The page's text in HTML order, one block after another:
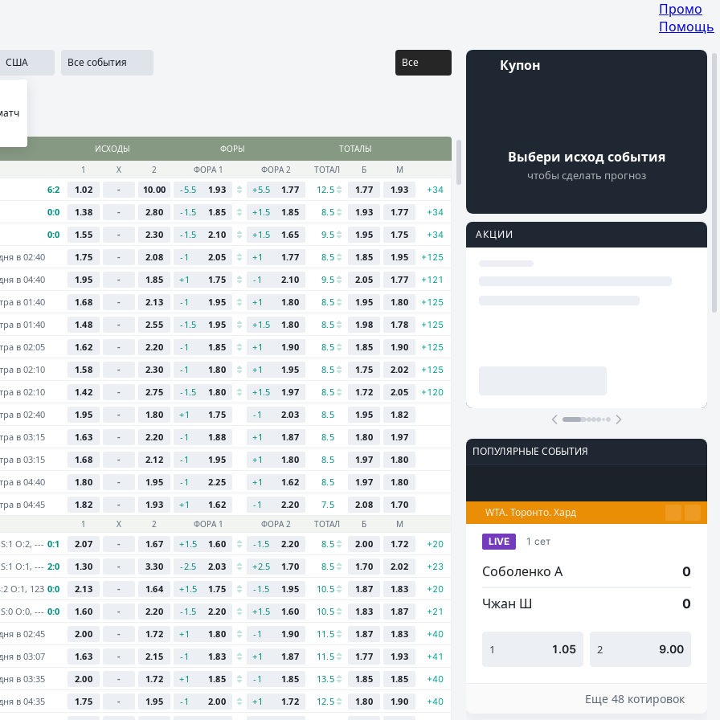
Промо
Помощь
Регистрация
США Все события Все
ИСХОДЫ ФОРЫ
ТОТАЛЫ
1 Х 2 ФОРА 1 ФОРА 2 ТОТАЛ Б М
6:2 1.02 - 10.00 -5.5 1.93 +5.5 1.77 12.5 1.77 1.93 +34
0:0 1.38 - 2.80 -1.5 1.85 +1.5 1.85 8.5 1.93 1.77 +34
0:0 1.55 - 2.30 -1.5 2.10 +1.5 1.65 9.5 1.95 1.75 +34
в 02:40 1.75 - 2.08 -1 2.05 +1 1.77 8.5 1.85 1.95 +125
в 04:40 1.95 - 1.85 +1 1.75 -1 2.10 9.5 2.05 1.77 +121
в 01:40 1.68 - 2.13 -1 1.95 +1 1.80 8.5 1.95 1.80 +125
в 01:40 1.48 - 2.55 -1.5 1.95 +1.5 1.80 8.5 1.98 1.78 +125
в 02:05 1.62 - 2.20 -1 1.85 +1 1.90 8.5 1.85 1.90 +125
в 02:10 1.58 - 2.30 -1 1.80 +1 1.95 8.5 1.75 2.02 +125
в 02:10 1.42 - 2.75 -1.5 1.80 +1.5 1.97 8.5 1.72 2.05 +120
в 02:40 1.95 - 1.80 +1 1.75 -1 2.03 8.5 1.95
1.82
в 03:15 1.63 - 2.20 -1 1.88 +1 1.87 8.5 1.80
1.97
в 03:15 1.68 - 2.12 -1 1.95 +1 1.80 8.5 1.97
1.80
в 04:40 1.80 - 1.95 -1 2.25 +1 1.62 8.5 1.97
1.80
в 04:45 1.82 - 1.93 +1 1.62 -1 2.20 7.5 2.08 1.70
1 Х 2 ФОРА 1 ФОРА 2 ТОТАЛ Б М
O:2, --- 0:1 2.07 - 1.67 +1.5 1.60 -1.5 2.20 8.5 2.00 1.72 +20
O:1, --- 2:0 1.30 - 3.30 -2.5 2.03 +2.5 1.70 8.5 1.70 2.02 +23
O:1, 123 0:0 2.13 - 1.64 +1.5 1.75 -1.5 1.95 10.5 1.87 1.83 +20
O:0, --- 0:0 1.60 - 2.20 -1.5 2.20 +1.5 1.60 10.5 1.83 1.87 +21
в 02:45 2.00 - 1.72 +1 1.80 -1 1.90 11.5 1.87 1.83 +40
в 03:07 1.63 - 2.15 -1 1.83 +1 1.87 11.5 1.77 1.93 +41
в 03:35 2.00 - 1.72 +1 1.85 -1 1.85 13.5 1.85 1.85 +40
в 04:35 1.75 - 1.95 -1 2.00 +1 1.72 12.5 1.80 1.90 +40
Купон
Выбери исход события
чтобы сделать прогноз
АКЦИИ
ПОПУЛЯРНЫЕ СОБЫТИЯ
WTA. Торонто. Хард
LIVE 1 сет
Соболенко А 0
Чжан Ш 0
1 1.05 2 9.00
Еще 48 котировок